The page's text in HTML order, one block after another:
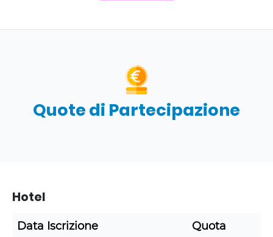
Quote di Partecipazione
Hotel
Data Iscrizione Quota